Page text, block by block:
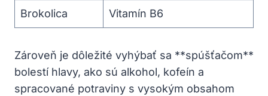
Brokolica Vitamín B6
Zároveň je dôležité vyhýbať sa **spúšťačom**
bolestí hlavy, ako sú alkohol, kofeín a
spracované potraviny s vysokým obsahom